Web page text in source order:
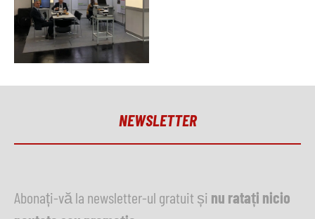
NEWSLETTER
Abonați-vă la newsletter-ul gratuit și nu ratați nicio